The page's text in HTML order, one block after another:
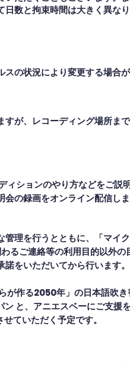
数と拘束時間は大きく異なり
の状況により変更する場合が
が、レコーディング場所ま
ションのやり方などをご説
の録画をオンライン配信しま
理を行うとともに、「マイ
るご連絡等の利用目的以外の
をいただいてから行います。
作る2050年」の日本語吹き
と、アニエスベーにご支援
ていただく予定です。